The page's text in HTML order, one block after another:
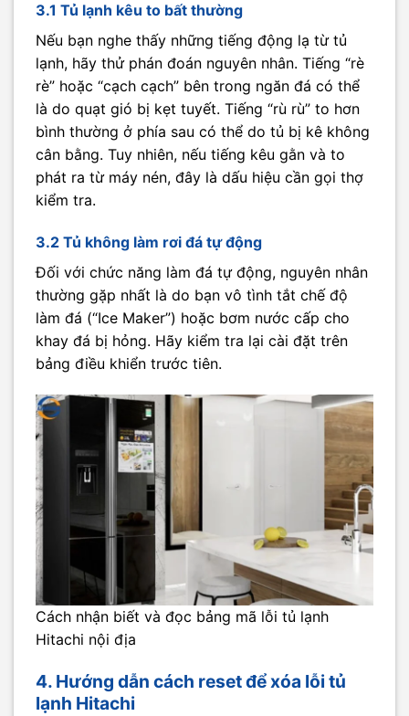
3.1 Tủ lạnh kêu to bất thường
Nếu bạn nghe thấy những tiếng động lạ từ tủ
lạnh, hãy thử phán đoán nguyên nhân. Tiếng “rè
rè” hoặc “cạch cạch” bên trong ngăn đá có thể
là do quạt gió bị kẹt tuyết. Tiếng “rù rù” to hơn
bình thường ở phía sau có thể do tủ bị kê không
cân bằng. Tuy nhiên, nếu tiếng kêu gằn và to
phát ra từ máy nén, đây là dấu hiệu cần gọi thợ
kiểm tra.
3.2 Tủ không làm rơi đá tự động
Đối với chức năng làm đá tự động, nguyên nhân
thường gặp nhất là do bạn vô tình tắt chế độ
làm đá (“Ice Maker”) hoặc bơm nước cấp cho
khay đá bị hỏng. Hãy kiểm tra lại cài đặt trên
bảng điều khiển trước tiên.
Cách nhận biết và đọc bảng mã lỗi tủ lạnh
Hitachi nội địa
4. Hướng dẫn cách reset để xóa lỗi tủ
lạnh Hitachi